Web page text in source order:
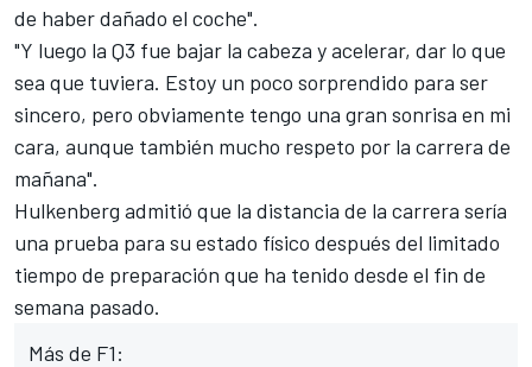
de haber dañado el coche".
"Y luego la Q3 fue bajar la cabeza y acelerar, dar lo que
sea que tuviera. Estoy un poco sorprendido para ser
sincero, pero obviamente tengo una gran sonrisa en mi
cara, aunque también mucho respeto por la carrera de
mañana".
Hulkenberg admitió que la distancia de la carrera sería
una prueba para su estado físico después del limitado
tiempo de preparación que ha tenido desde el fin de
semana pasado.
Más de F1: